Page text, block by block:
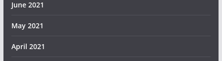
June 2021
May 2021
April 2021